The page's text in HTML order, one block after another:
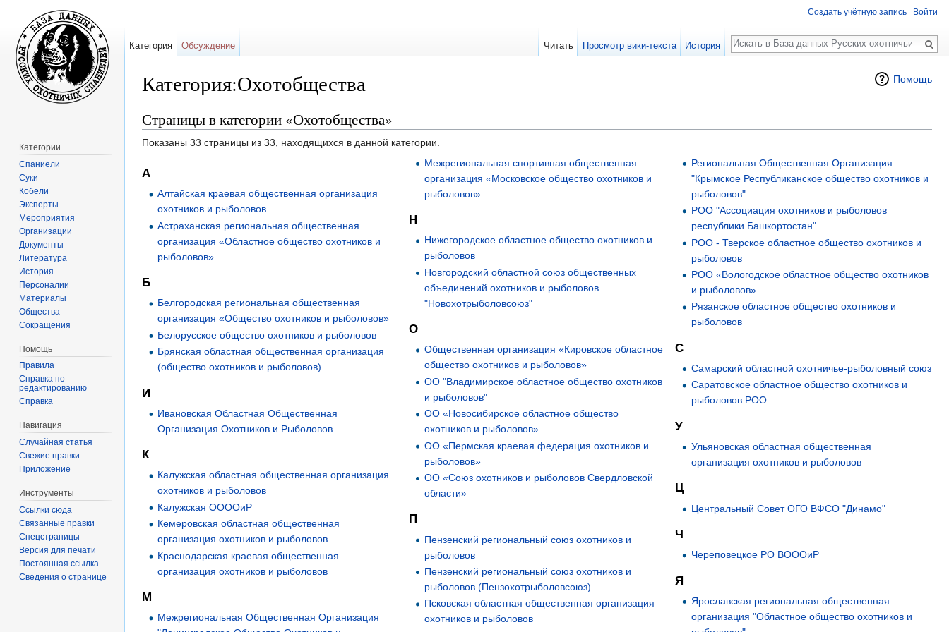
Помощь
Категория:Охотобщества
Страницы в категории «Охотобщества»
Показаны 33 страницы из 33, находящихся в данной категории.
А
Алтайская краевая общественная организация
охотников и рыболовов
Астраханская региональная общественная
организация «Областное общество охотников и
рыболовов»
Б
Белгородская региональная общественная
организация «Общество охотников и рыболовов»
Белорусское общество охотников и рыболовов
Брянская областная общественная организация
(общество охотников и рыболовов)
И
Ивановская Областная Общественная
Организация Охотников и Рыболовов
К
Калужская областная общественная организация
охотников и рыболовов
Калужская ООООиР
Кемеровская областная общественная
организация охотников и рыболовов
Краснодарская краевая общественная
организация охотников и рыболовов
М
Межрегиональная Общественная Организация
Межрегиональная спортивная общественная
организация «Московское общество охотников и
рыболовов»
Н
Нижегородское областное общество охотников и
рыболовов
Новгородский областной союз общественных
объединений охотников и рыболовов
"Новохотрыболовсоюз"
О
Общественная организация «Кировское областное
общество охотников и рыболовов»
ОО "Владимирское областное общество охотников
и рыболовов"
ОО «Новосибирское областное общество
охотников и рыболовов»
ОО «Пермская краевая федерация охотников и
рыболовов»
ОО «Союз охотников и рыболовов Свердловской
области»
П
Пензенский региональный союз охотников и
рыболовов
Пензенский региональный союз охотников и
рыболовов (Пензохотрыболовсоюз)
Псковская областная общественная организация
охотников и рыболовов
Региональная Общественная Организация
"Крымское Республиканское общество охотников и
рыболовов"
РОО "Ассоциация охотников и рыболовов
республики Башкортостан"
РОО - Тверское областное общество охотников и
рыболовов
РОО «Вологодское областное общество охотников
и рыболовов»
Рязанское областное общество охотников и
рыболовов
С
Самарский областной охотничье-рыболовный союз
Саратовское областное общество охотников и
рыболовов РОО
У
Ульяновская областная общественная
организация охотников и рыболовов
Ц
Центральный Совет ОГО ВФСО "Динамо"
Ч
Череповецкое РО ВОООиР
Я
Ярославская региональная общественная
организация "Областное общество охотников и
Создать учётную запись Войти
Категория Обсуждение Читать Просмотр вики-текста История
Поиск
Категории
Спаниели
Суки
Кобели
Эксперты
Мероприятия
Организации
Документы
Литература
История
Персоналии
Материалы
Общества
Сокращения
Помощь
Правила
Справка по
редактированию
Справка
Навигация
Случайная статья
Свежие правки
Приложение
Инструменты
Ссылки сюда
Связанные правки
Спецстраницы
Версия для печати
Постоянная ссылка
Сведения о странице